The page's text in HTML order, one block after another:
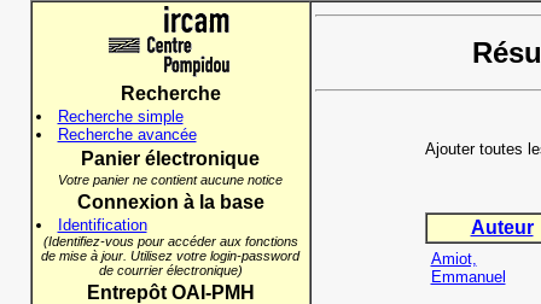
Recherche
Recherche simple
Recherche avancée
Panier électronique
Votre panier ne contient aucune notice
Connexion à la base
Identification
(Identifiez-vous pour accéder aux fonctions
de mise à jour. Utilisez votre login-password
de courrier électronique)
Entrepôt OAI-PMH
Ajouter toutes
Auteur
Amiot,
Emmanuel